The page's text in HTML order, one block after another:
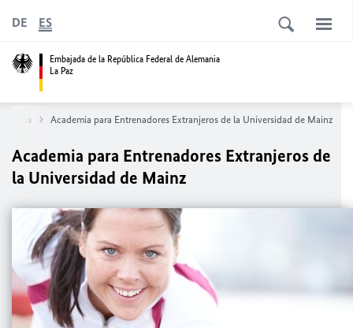
Embajada de la República Federal de Alemania
La Paz
DE ES
Becas Academia para Entrenadores Extranjeros de la Universidad de Mainz
Academia para Entrenadores Extranjeros de
la Universidad de Mainz